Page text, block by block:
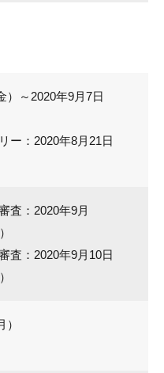
）～2020年9月7日
ー：2020年8月21日
査：2020年9月
査：2020年9月10日